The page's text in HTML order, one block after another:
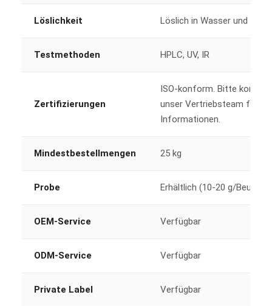
Löslichkeit Löslich in Wasser und
Testmethoden HPLC, UV, IR
Zertifizierungen
ISO-konform. Bitte
unser Vertriebsteam für
Informationen.
Mindestbestellmengen 25 kg
Probe Erhältlich (10-20 g/Beutel)
OEM-Service Verfügbar
ODM-Service Verfügbar
Private Label Verfügbar